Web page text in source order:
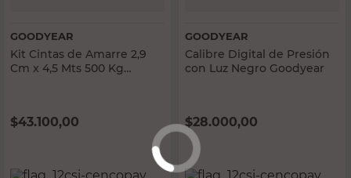
GOODYEAR
Kit Cintas de Amarre 2,9
Cm x 4,5 Mts 500 Kg
$43.100,00
GOODYEAR
Calibre Digital de Presión
con Luz Negro Goodyear
$28.000,00